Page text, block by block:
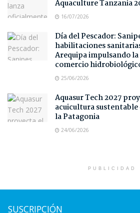
Aquaculture Tanzania
16/07/2026
Día del Pescador:
habilitaciones
Arequipa impulsando
comercio
25/06/2026
Aquasur Tech 2027
acuicultura sustentable
la Patagonia
24/06/2026
PUBLICIDAD
SUSCRIPCIÓN